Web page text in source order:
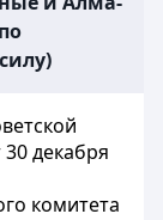
30 декабря
комитета